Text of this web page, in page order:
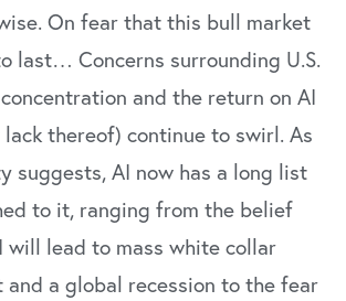
til at tilpasse vores indhold og
dig funktioner til sociale medier og til
trafik. Vi deler også oplysninger om
website med vores partnere inden for
Vores partnere kan kombinere disse
du har givet dem, eller som
fra din brug af deres tjenester. Du
cookies, hvis du fortsætter med at
On fear that this bull market
last… Concerns surrounding U.S.
and the return on AI
thereof) continue to swirl. As
suggests, AI now has a long list
to it, ranging from the belief
will lead to mass white collar
and a global recession to the fear